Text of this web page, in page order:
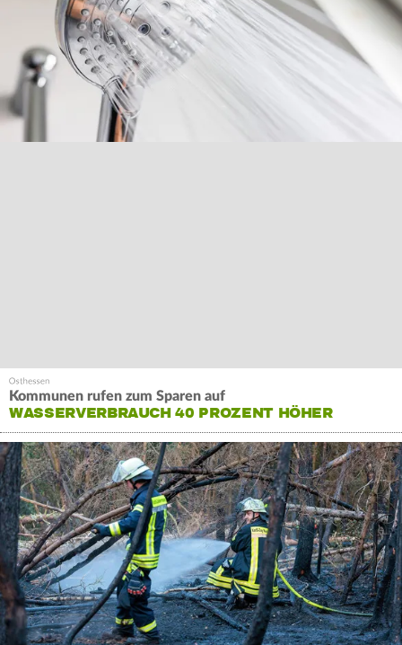
Kommunen rufen zum Sparen auf
WASSERVERBRAUCH 40 PROZENT HÖHER